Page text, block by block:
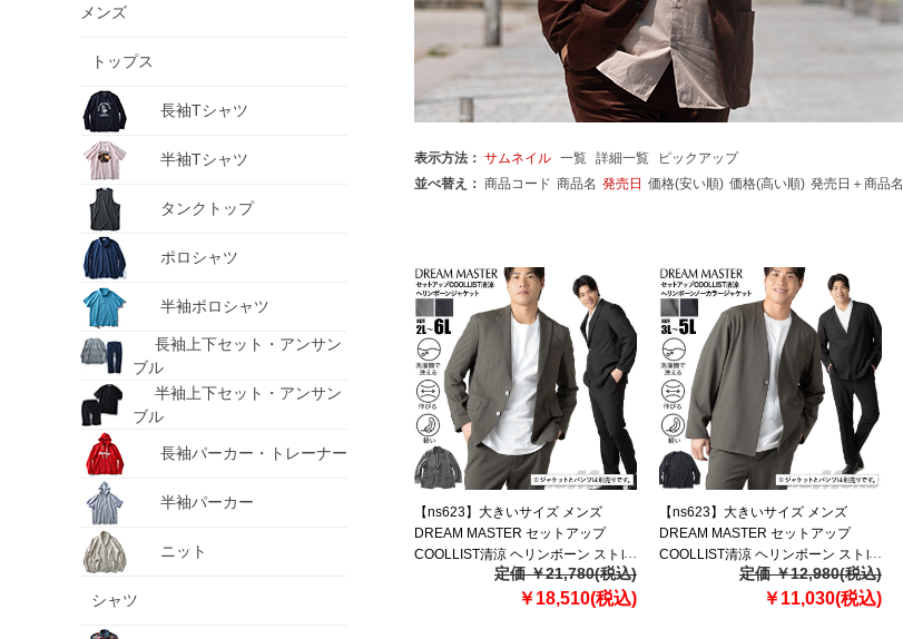
メンズ
トップス
長袖Tシャツ
半袖Tシャツ
タンクトップ
ポロシャツ
半袖ポロシャツ
長袖上下セット・アンサン
ブル
半袖上下セット・アンサン
ブル
長袖パーカー・トレーナー
半袖パーカー
ニット
シャツ
表示方法： サムネイル 一覧 詳細一覧
ピックアップ
並べ替え： 商品コード 商品名 発売日 価格(安い順) 価格(高い順) 発売日＋商品名
【ns623】大きいサイズ メンズ
DREAM MASTER セットアップ
COOLLIST清涼 ヘリンボーン ストレ
ッチ ジャケット 軽量 ウォッシャブ
ル スマリラ 春夏新作 azs26181-sj
定価 ￥21,780(税込)
￥18,510(税込)
【ns623】大きいサイズ メンズ
DREAM MASTER セットアップ
COOLLIST清涼 ヘリンボーン ストレ
ッチ ノーカラー ジャケット 軽量 ウ
ォッシャブル スマリラ 春夏新作
定価 ￥12,980(税込)
￥11,030(税込)